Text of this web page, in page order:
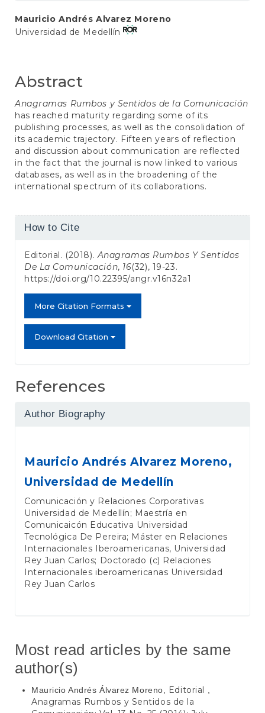
Main
Article
Mauricio Andrés Alvarez Moreno
Universidad de Medellín
Abstract
Anagramas Rumbos y Sentidos de la Comunicación
has reached maturity regarding some of its
publishing processes, as well as the consolidation of
its academic trajectory. Fifteen years of reflection
and discussion about communication are reflected
in the fact that the journal is now linked to various
databases, as well as in the broadening of the
international spectrum of its collaborations.
Article
How to Cite
Editorial. (2018).Anagramas Rumbos Y Sentidos
De La Comunicación, 16(32), 19-23.
https://doi.org/10.22395/angr.v16n32a1
More Citation Formats
Download Citation
References
Author Biography
Mauricio Andrés Alvarez Moreno,
Universidad de Medellín
Comunicación y Relaciones Corporativas
Universidad de Medellín; Maestría en
Comunicaicón Educativa Universidad
Tecnológica De Pereira; Máster en Relaciones
Internacionales Iberoamericanas, Universidad
Rey Juan Carlos; Doctorado (c) Relaciones
Internacionales iberoamericanas Universidad
Rey Juan Carlos
Most read articles by the same
author(s)
Mauricio Andrés Álvarez Moreno, Editorial
Anagramas Rumbos y Sentidos de la